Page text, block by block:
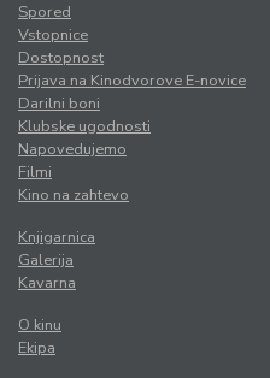
Spored
Vstopnice
Dostopnost
Prijava na Kinodvorove E-novice
Darilni boni
Klubske ugodnosti
Napovedujemo
Filmi
Kino na zahtevo
Knjigarnica
Galerija
Kavarna
O kinu
Ekipa